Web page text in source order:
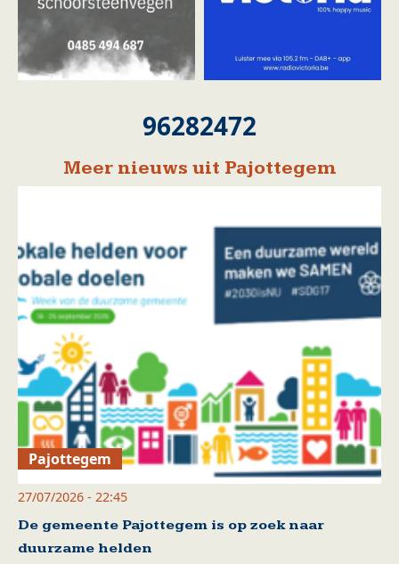
96282472
Meer nieuws uit Pajottegem
Pajottegem
27/07/2026 - 22:45
De gemeente Pajottegem is op zoek naar
duurzame helden